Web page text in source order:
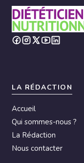
LA RÉDACTION
Accueil
Qui sommes-nous ?
La Rédaction
Nous contacter